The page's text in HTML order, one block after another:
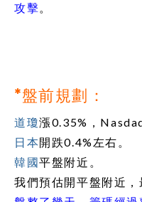
攻擊 。
*盤前規劃：
道瓊漲0.35%，
日本開跌0.4%左右。
韓國平盤附近。
我們預估開平盤附近，